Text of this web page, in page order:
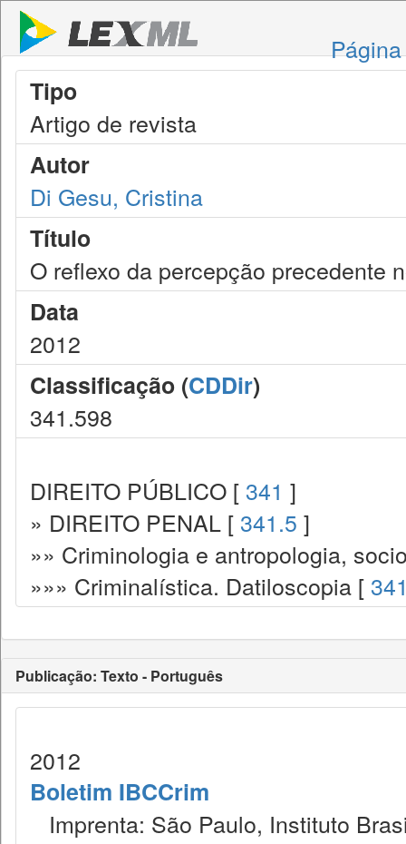
Tipo
Artigo de revista
Autor
Di Gesu, Cristina
Título
O reflexo da percepção precedente
Data
2012
Classificação (CDDir)
341.598
DIREITO PÚBLICO [ 341 ]
» DIREITO PENAL [ 341.5 ]
»» Criminologia e antropologia,
»»» Criminalística. Datiloscopia [
Publicação: Texto - Português
2012
Boletim IBCCrim
Imprenta: São Paulo, Instituto